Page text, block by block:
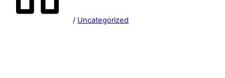
/ Uncategorized